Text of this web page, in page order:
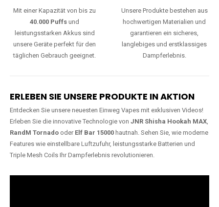
Mit einer Kapazität von bis zu
40.000 Puffs und
leistungsstarken Akkus sind
unsere Geräte perfekt für den
täglichen Gebrauch geeignet.
Unsere Produkte bestehen aus
hochwertigen Materialien und
garantieren ein sicheres,
langlebiges und erstklassiges
Dampferlebnis.
ERLEBEN SIE UNSERE PRODUKTE IN AKTION
Entdecken Sie unsere neuesten Einweg Vapes mit exklusiven Videos!
Erleben Sie die innovative Technologie von JNR Shisha Hookah MAX,
RandM Tornado oder Elf Bar 15000 hautnah. Sehen Sie, wie moderne
Features wie einstellbare Luftzufuhr, leistungsstarke Batterien und
Triple Mesh Coils Ihr Dampferlebnis revolutionieren.